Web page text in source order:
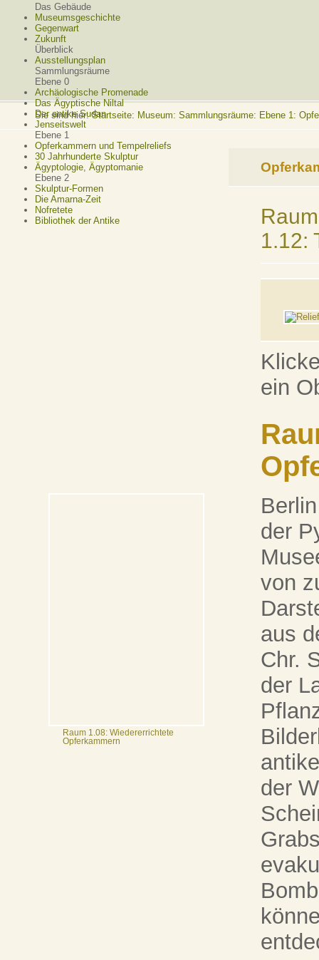
Das Gebäude
Museumsgeschichte
Gegenwart
Zukunft
Überblick
Ausstellungsplan
Sammlungsräume
Ebene 0
Archäologische Promenade
Das Ägyptische Niltal
Der antike Sudan
Jenseitswelt
Ebene 1
Opferkammern und Tempelreliefs
30 Jahrhunderte Skulptur
Ägyptologie, Ägyptomanie
Ebene 2
Skulptur-Formen
Die Amarna-Zeit
Nofretete
Bibliothek der Antike
Sie sind hier:Startseite: Museum: Sammlungsräume: Ebene 1:
1.12:
ein
Raum 1.08: Wiedererrichtete
Opferkammern
der
von
aus
Chr.
der
der